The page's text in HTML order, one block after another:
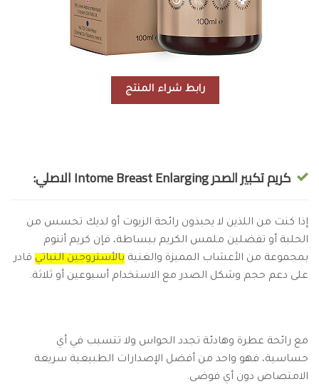
رابط شراء المنتج
كريم تكبير الصدر Intome Breast Enlarging الاصلي:
إذا كنت من اللذين لا يحبذون رائحة الزيوت أو لديك تحسس من
الحلبة أو تفضلين ملمس الكريم ببساطة، فإن كريم أنتوم
بمجموعة من الأعشاب المميزة والغنية بالأستروجين النباتي قادر
على دعم حجم وشكل الصدر مع الاستخدام أسبوعين أو ثلاثة.
مع رائحة عطرة وهادئة تجدد الحواس ولا تتسبب في أي
حساسية، فهو واحد من أفضل الإصدارات الطبيعية سريعة
الامتصاص دون أي فوضى.